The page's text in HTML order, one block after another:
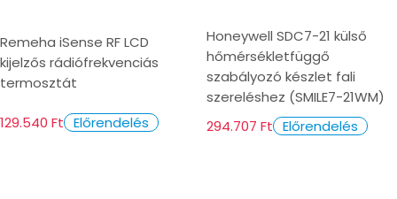
Remeha iSense RF LCD
kijelzős rádiófrekvenciás
termosztát
129.540 Ft Előrendelés
Honeywell SDC7-21 külső
hőmérsékletfüggő
szabályozó készlet fali
szereléshez (SMILE7-21WM)
294.707 Ft Előrendelés